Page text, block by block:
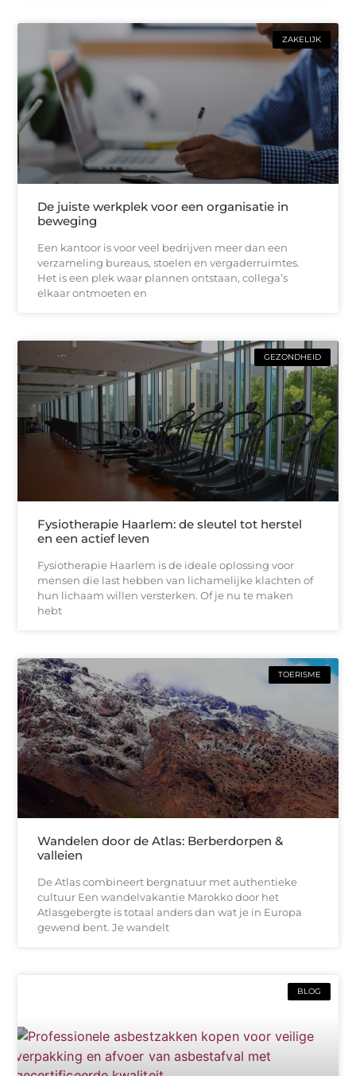
ZAKELIJK
De juiste werkplek voor een organisatie in
beweging
Een kantoor is voor veel bedrijven meer dan een
verzameling bureaus, stoelen en vergaderruimtes.
Het is een plek waar plannen ontstaan, collega’s
elkaar ontmoeten en
GEZONDHEID
Fysiotherapie Haarlem: de sleutel tot herstel
en een actief leven
Fysiotherapie Haarlem is de ideale oplossing voor
mensen die last hebben van lichamelijke klachten of
hun lichaam willen versterken. Of je nu te maken
hebt
TOERISME
Wandelen door de Atlas: Berberdorpen &
valleien
De Atlas combineert bergnatuur met authentieke
cultuur Een wandelvakantie Marokko door het
Atlasgebergte is totaal anders dan wat je in Europa
gewend bent. Je wandelt
BLOG